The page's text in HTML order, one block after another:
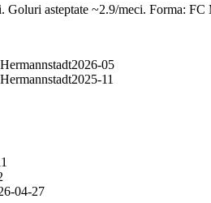
Goluri asteptate ~2.9/meci. Forma:
2026-05
2025-11
04-27